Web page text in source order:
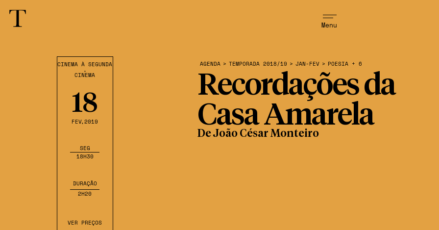
Menu
Recordações da
Casa Amarela
CINEMA À SEGUNDA
,
CINEMA
18
FEV,2019
SEG
18H30
DURAÇÃO
2H20
VER PREÇOS
AGENDA > TEMPORADA 2018/19 > JAN-FEV > POESIA + 6
De João César Monteiro